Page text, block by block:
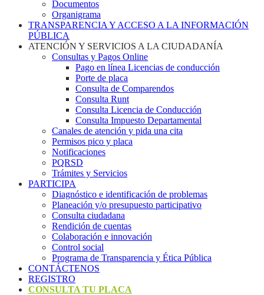
Documentos
Organigrama
TRANSPARENCIA Y ACCESO A LA INFORMACIÓN
PÚBLICA
ATENCIÓN Y SERVICIOS A LA CIUDADANÍA
Consultas y Pagos Online
Pago en línea Licencias de conducción
Porte de placa
Consulta de Comparendos
Consulta Runt
Consulta Licencia de Conducción
Consulta Impuesto Departamental
Canales de atención y pida una cita
Permisos pico y placa
Notificaciones
PQRSD
Trámites y Servicios
PARTICIPA
Diagnóstico e identificación de problemas
Planeación y/o presupuesto participativo​
Consulta ciudadana
Rendición de cuentas
Colaboración e innovación
Control social
Programa de Transparencia y Ética Pública
CONTÁCTENOS
REGISTRO
CONSULTA TU PLACA